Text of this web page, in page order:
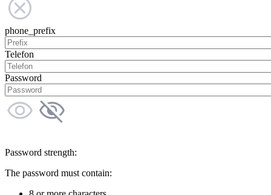
phone_prefix
Telefon
Password
Password strength:
The password must contain: